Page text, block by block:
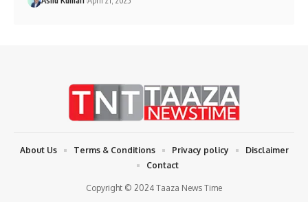
Copyright © 2024 Taaza News Time
About Us Terms & Conditions Privacy policy
Disclaimer
Contact